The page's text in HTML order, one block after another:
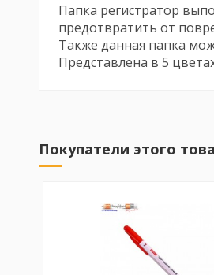
Папка регистратор
предотвратить от
Также данная папка
Представлена в 5
Покупатели этого